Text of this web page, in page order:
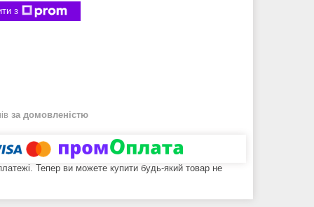
з
за домовленістю
Тепер ви можете купити будь-який товар не